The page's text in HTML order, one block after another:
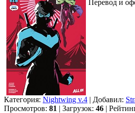
Перевод и
Категория: Nightwing v.4 | Добавил:
Просмотров: 81 | Загрузок: 46 |